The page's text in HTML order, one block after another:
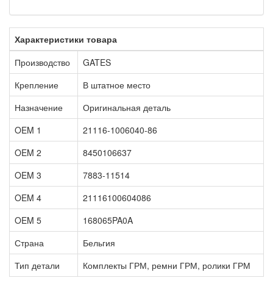
Характеристики товара
Производство
GATES
Крепление
В штатное место
Назначение
Оригинальная деталь
OEM 1
21116-1006040-86
OEM 2
8450106637
OEM 3
7883-11514
OEM 4
21116100604086
OEM 5
168065PA0A
Страна
Бельгия
Тип детали
Комплекты ГРМ, ремни ГРМ, ролики ГРМ